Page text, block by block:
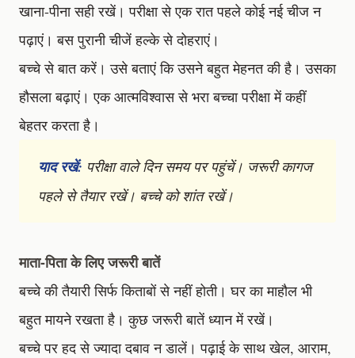
खाना-पीना सही रखें। परीक्षा से एक रात पहले कोई नई चीज न
पढ़ाएं। बस पुरानी चीजें हल्के से दोहराएं।
बच्चे से बात करें। उसे बताएं कि उसने बहुत मेहनत की है। उसका
हौसला बढ़ाएं। एक आत्मविश्वास से भरा बच्चा परीक्षा में कहीं
बेहतर करता है।
याद रखें: परीक्षा वाले दिन समय पर पहुंचें। जरूरी कागज
पहले से तैयार रखें। बच्चे को शांत रखें।
माता-पिता के लिए जरूरी बातें
बच्चे की तैयारी सिर्फ किताबों से नहीं होती। घर का माहौल भी
बहुत मायने रखता है। कुछ जरूरी बातें ध्यान में रखें।
बच्चे पर हद से ज्यादा दबाव न डालें। पढ़ाई के साथ खेल, आराम,